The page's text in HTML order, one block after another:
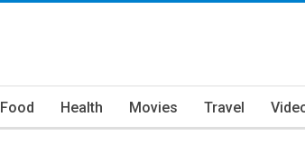
Food Health Movies Travel